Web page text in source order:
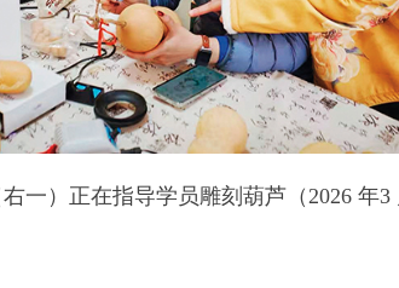
一）正在指导学员雕刻葫芦（2026 年3